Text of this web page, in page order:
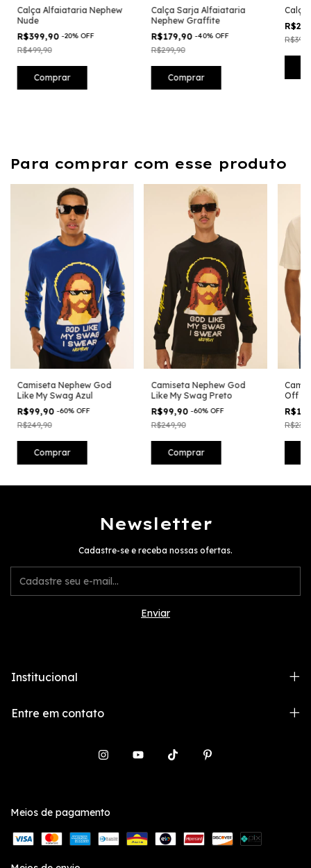
Calça Alfaiataria Nephew
Nude
R$399,90-20% OFF
R$499,90
Comprar
Calça Sarja Alfaiataria
Nephew Graffite
R$179,90-40% OFF
R$299,90
Comprar
Calça
Para comprar com esse produto
Camiseta Nephew God
Like My Swag Azul
R$99,90-60% OFF
R$249,90
Comprar
Camiseta Nephew God
Like My Swag Preto
R$99,90-60% OFF
R$249,90
Comprar
Off
Newsletter
Cadastre-se e receba nossas ofertas.
Institucional
Entre em contato
Meios de pagamento